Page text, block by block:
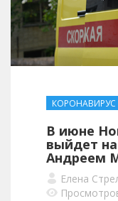
КОРОНАВИРУС
В июне
выйдет
Андреем
Елена